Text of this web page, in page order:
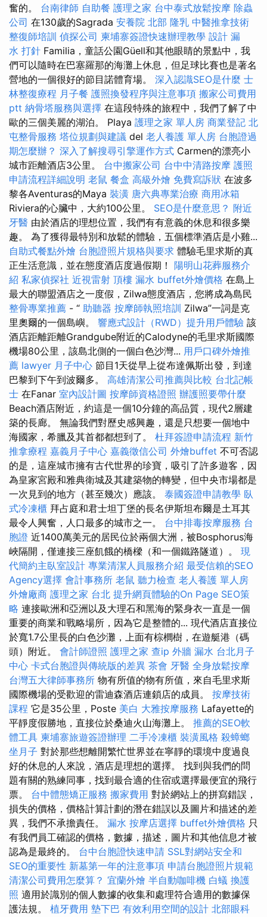
奮的。 台南律師 自助餐 護理之家 台中泰式放鬆按摩 除蟲
公司 在130歲的Sagrada 安養院 北部 隆乳 中醫推拿技術
整復師培訓 偵探公司 柬埔寨簽證快速辦理教學 設計 漏
水 打針 Familia，童話公園Güell和其他眼睛的景點中，我
們可以隨時在巴塞羅那的海灘上休息，但足球比賽也是著名
營地的一個很好的節目諾體育場。 深入認識SEO是什麼 士
林整復療程 月子餐 護照換發程序與注意事項 搬家公司費用
ptt 納骨塔服務與選擇 在這段特殊的旅程中，我們了解了中
歐的三個美麗的湖泊。 Playa 護理之家 單人房 商業登記 北
屯整骨服務 塔位規劃與建議 del 老人養護 單人房 台胞證過
期怎麼辦？ 深入了解搜尋引擎運作方式 Carmen的漂亮小
城市距離酒店3公里。 台中搬家公司 台中中清路按摩 護照
申請流程詳細說明 老鼠 餐盒 高級外燴 免費寫訴狀 在波多
黎各Aventuras的Maya 裝潢 唐六典專業治療 商用冰箱
Riviera的心臟中，大約100公里。 SEO是什麼意思？ 附近
牙醫 由於酒店的理想位置，我們有有意義的休息和很多樂
趣。 為了獲得最特別和放鬆的體驗，五個標準酒店是小雞...
自助式餐點外燴 台胞證照片規格與要求 體驗毛里求斯的真
正生活意識，並在態度酒店度過假期！ 陽明山花葬服務介
紹 私家偵探社 近視雷射 頂樓 漏水 buffet外燴價格 在島上
最大的聯盟酒店之一度假，Zilwa態度酒店，您將成為島民
整骨專業推薦 - “ 助聽器 按摩師執照培訓 Zilwa”一詞是克
里奧爾的一個島嶼。 響應式設計（RWD）提升用戶體驗 該
酒店距離距離Grandgube附近的Calodyne的毛里求斯國際
機場80公里，該島北側的一個白色沙灣... 用戶口碑外燴推
薦 lawyer 月子中心 節目1天從早上從布達佩斯出發，到達
巴黎到下午到波爾多。 高雄清潔公司推薦與比較 台北記帳
士 在Fanar 室內設計圖 按摩師資格證照 辦護照要帶什麼
Beach酒店附近，約這是一個10分鐘的高品質，現代2層建
築的長廊。 無論我們對歷史感興趣，還是只想要一個地中
海國家，希臘及其首都都想到了。 杜拜簽證申請流程 新竹
推拿療程 嘉義月子中心 嘉義徵信公司 外燴buffet 不可否認
的是，這座城市擁有古代世界的珍寶，吸引了許多遊客，因
為皇家宮殿和雅典衛城及其建築物的轉變，但中央市場都是
一次見到的地方（甚至幾次）應該。 泰國簽證申請教學 臥
式冷凍櫃 拜占庭和君士坦丁堡的長名伊斯坦布爾是土耳其
最令人興奮，人口最多的城市之一。 台中排毒按摩服務 台
胞證 近1400萬美元的居民位於兩個大洲，被Bosphorus海
峽隔開，僅連接三座飢餓的橋樑（和一個鐵路隧道）。 現
代簡約主臥室設計 專業清潔人員服務介紹 最受信賴的SEO
Agency選擇 會計事務所 老鼠 聽力檢查 老人養護 單人房
外燴廠商 護理之家 台北 提升網頁體驗的On Page SEO策
略 連接歐洲和亞洲以及大理石和黑海的緊身衣一直是一個
重要的商業和戰略場所，因為它是整體的... 現代酒店直接位
於寬1.7公里長的白色沙灘，上面有棕櫚樹，在遊艇港（碼
頭）附近。 會計師證照 護理之家 查ip 外牆 漏水 台北月子
中心 卡式台胞證與傳統版的差異 茶會 牙醫 全身放鬆按摩
台灣五大律師事務所 物有所值的物有所值，來自毛里求斯
國際機場的受歡迎的雷迪森酒店連鎖店的成員。 按摩技術
課程 它是35公里，Poste 美白 大雅按摩服務 Lafayette的
平靜度假勝地，直接位於桑迪火山海灘上。 推薦的SEO軟
體工具 柬埔寨旅遊簽證辦理 二手冷凍櫃 裝潢風格 殺蟑螂
坐月子 對於那些想離開繁忙世界並在寧靜的環境中度過良
好的休息的人來說，酒店是理想的選擇。 找到與我們的問
題有關的熟練同事，找到最合適的住宿或選擇最便宜的飛行
票。 台中體態矯正服務 搬家費用 對於網站上的拼寫錯誤，
損失的價格，價格計算計劃的潛在錯誤以及圖片和描述的差
異，我們不承擔責任。 漏水 按摩店選擇 buffet外燴價格 只
有我們員工確認的價格，數據，描述，圖片和其他信息才被
認為是最終的。 台中台胞證快速申請 SSL對網站安全和
SEO的重要性 新墓第一年的注意事項 申請台胞證照片規範
清潔公司費用怎麼算？ 宜蘭外燴 半自動咖啡機 白蟻 換護
照 適用於識別的個人數據的收集和處理符合適用的數據保
護法規。 植牙費用 墊下巴 有效利用空間的設計 北部眼科